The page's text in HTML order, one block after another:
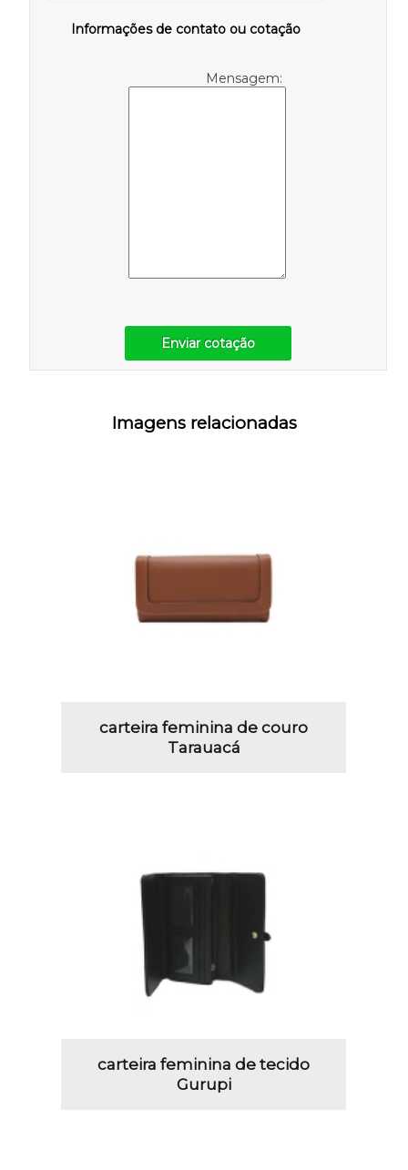
Informações de contato ou cotação
Mensagem:
Enviar cotação
Imagens relacionadas
carteira feminina de couro
Tarauacá
carteira feminina de tecido
Gurupi